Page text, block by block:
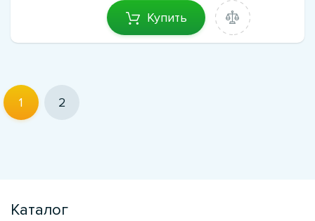
Купить
1 2
Каталог